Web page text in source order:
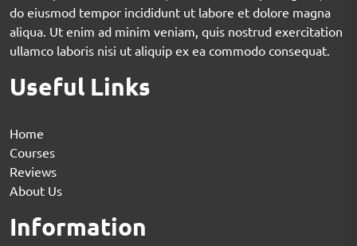
do eiusmod tempor incididunt ut labore et dolore magna
aliqua. Ut enim ad minim veniam, quis nostrud exercitation
ullamco laboris nisi ut aliquip ex ea commodo consequat.
Useful Links
Home
Courses
Reviews
About Us
Information